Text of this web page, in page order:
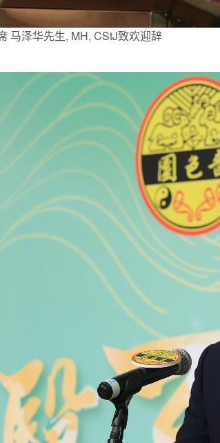
马泽华先生, MH, CStJ致欢迎辞